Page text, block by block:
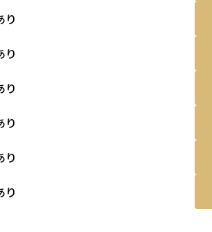
り
り
り
り
り
り